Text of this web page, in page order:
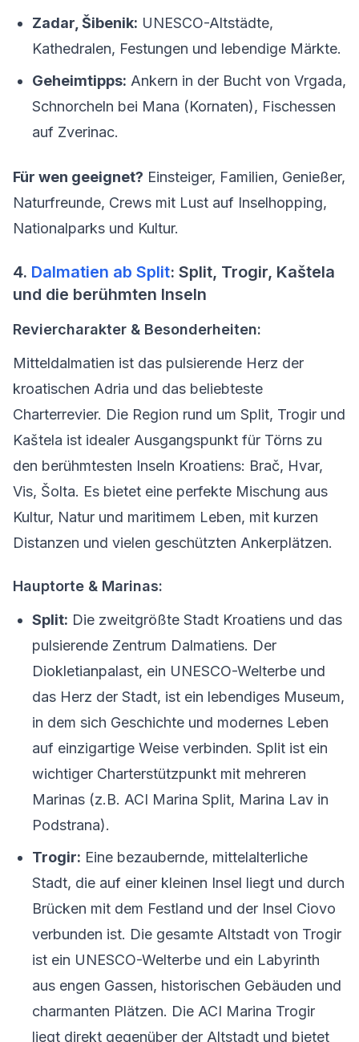
Zadar, Šibenik: UNESCO-Altstädte,
Kathedralen, Festungen und lebendige Märkte.
Geheimtipps: Ankern in der Bucht von Vrgada,
Schnorcheln bei Mana (Kornaten), Fischessen
auf Zverinac.
Für wen geeignet? Einsteiger, Familien, Genießer,
Naturfreunde, Crews mit Lust auf Inselhopping,
Nationalparks und Kultur.
4. Dalmatien ab Split: Split, Trogir, Kaštela
und die berühmten Inseln
Reviercharakter & Besonderheiten:
Mitteldalmatien ist das pulsierende Herz der
kroatischen Adria und das beliebteste
Charterrevier. Die Region rund um Split, Trogir und
Kaštela ist idealer Ausgangspunkt für Törns zu
den berühmtesten Inseln Kroatiens: Brač, Hvar,
Vis, Šolta. Es bietet eine perfekte Mischung aus
Kultur, Natur und maritimem Leben, mit kurzen
Distanzen und vielen geschützten Ankerplätzen.
Hauptorte & Marinas:
Split: Die zweitgrößte Stadt Kroatiens und das
pulsierende Zentrum Dalmatiens. Der
Diokletianpalast, ein UNESCO-Welterbe und
das Herz der Stadt, ist ein lebendiges Museum,
in dem sich Geschichte und modernes Leben
auf einzigartige Weise verbinden. Split ist ein
wichtiger Charterstützpunkt mit mehreren
Marinas (z.B. ACI Marina Split, Marina Lav in
Podstrana).
Trogir: Eine bezaubernde, mittelalterliche
Stadt, die auf einer kleinen Insel liegt und durch
Brücken mit dem Festland und der Insel Ciovo
verbunden ist. Die gesamte Altstadt von Trogir
ist ein UNESCO-Welterbe und ein Labyrinth
aus engen Gassen, historischen Gebäuden und
charmanten Plätzen. Die ACI Marina Trogir
liegt direkt gegenüber der Altstadt und bietet